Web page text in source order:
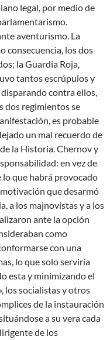
legal, por medio de
aventurismo. La
consecuencia, los dos
la Guardia Roja,
tantos escrúpulos y
contra ellos,
dos regimientos se
es probable
un mal recuerdo de
la Historia. Chernov y
en vez de
lo que habrá provocado
que desarmó
a los majnovistas y a los
ante la opción
como
con una
lo que solo serviría
esta y minimizando el
los socialistas y otros
de la instauración
a su vera cada
de los